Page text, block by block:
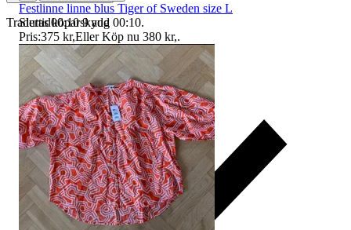
Traderas köparskydd
Festlinne linne blus Tiger of Sweden size L
Sluttid00:10 9 aug 00:10.
Pris:375 kr,Eller Köp nu 380 kr,.